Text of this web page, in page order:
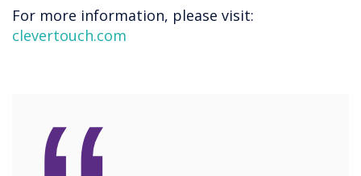
For more information, please visit:
clevertouch.com